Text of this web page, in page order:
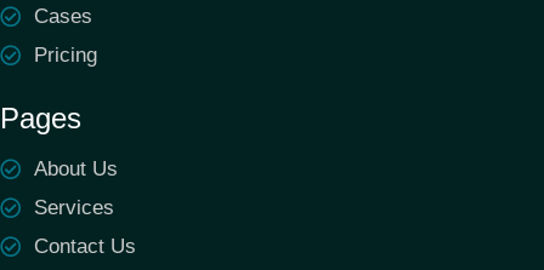
Cases
Pricing
Pages
About Us
Services
Contact Us